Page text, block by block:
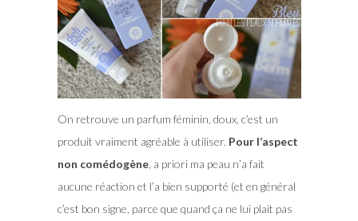
On retrouve un parfum féminin, doux, c’est un
produit vraiment agréable à utiliser. Pour l’aspect
non comédogène, a priori ma peau n’a fait
aucune réaction et l’a bien supporté (et en général
c’est bon signe, parce que quand ça ne lui plait pas